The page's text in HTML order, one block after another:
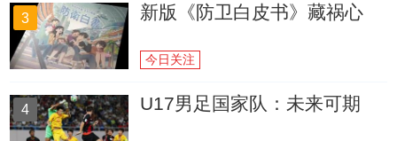
3 新版《防卫白皮书》藏祸心
今日关注
4 U17男足国家队：未来可期